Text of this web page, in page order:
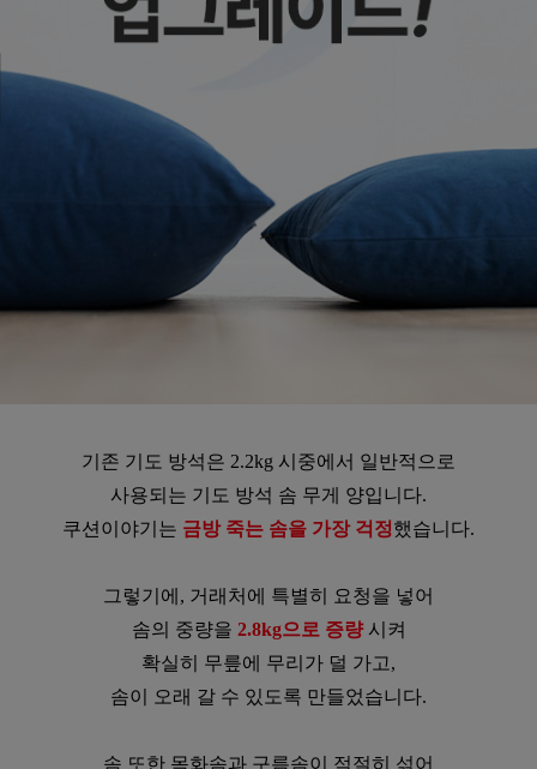
기존 기도 방석은 2.2kg 시중에서 일반적으로
사용되는 기도 방석 솜 무게 양입니다.
쿠션이야기는 금방 죽는 솜을 가장 걱정했습니다.
그렇기에, 거래처에 특별히 요청을 넣어
솜의 중량을 2.8kg으로 증량시켜
확실히 무릎에 무리가 덜 가고,
솜이 오래 갈 수 있도록 만들었습니다.
솜 또한 목화솜과 구름솜이 적절히 섞어